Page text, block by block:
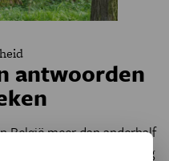
antwoorden
België meer dan anderhalf
teek. Dit kan onschuldig